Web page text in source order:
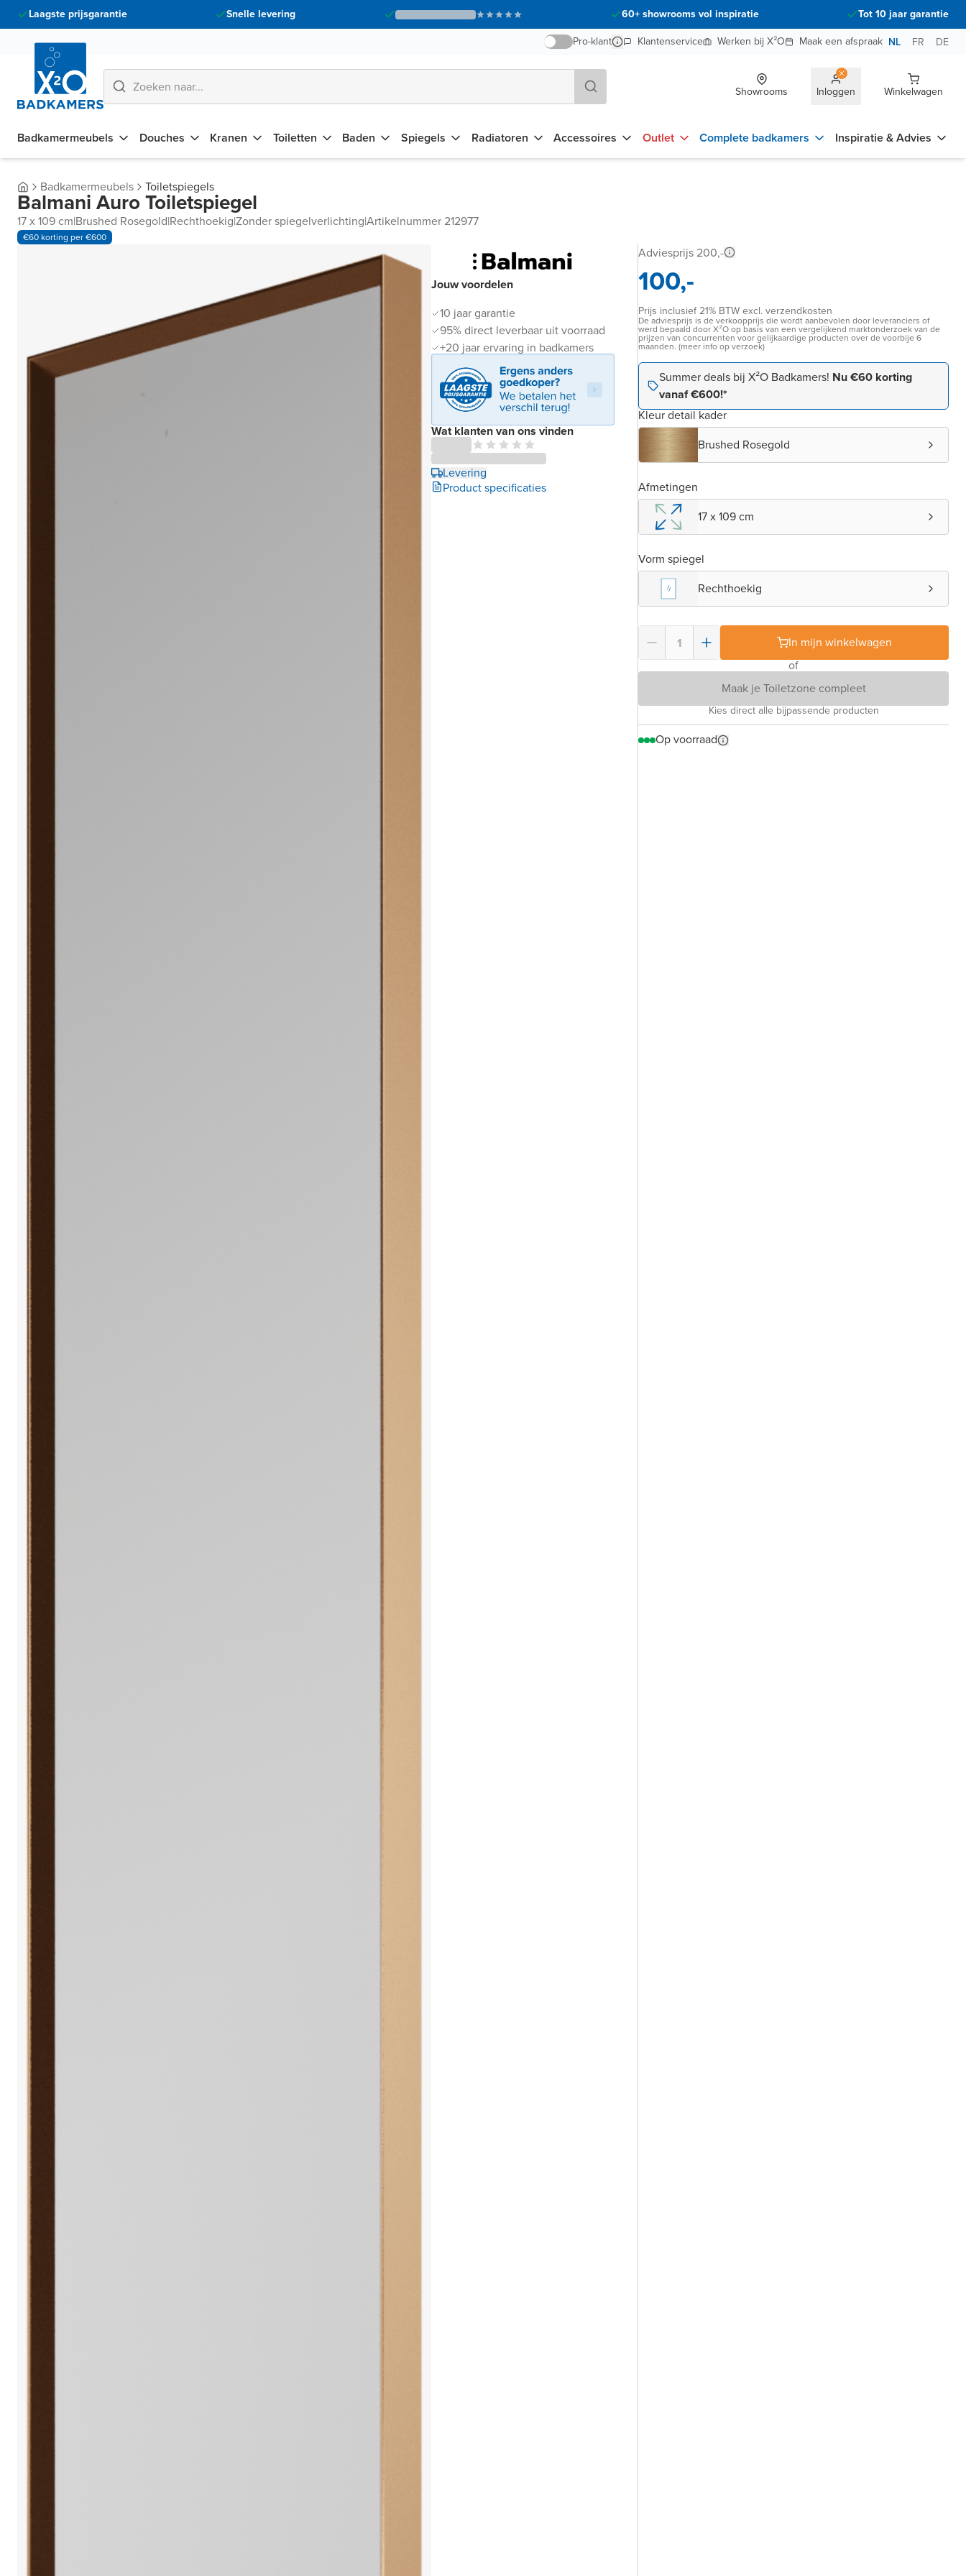
Laagste prijsgarantie Snelle levering 60+ showrooms vol inspiratie
Tot 10 jaar garantie
Pro-klant
Klantenservice Werken bij X²O Maak een afspraak NL FR DE
Showrooms Inloggen Winkelwagen
Badkamermeubels Douches Kranen Toiletten Baden Spiegels Radiatoren Accessoires Outlet Complete badkamers Inspiratie & Advies
Badkamermeubels Toiletspiegels
Balmani Auro Toiletspiegel
17 x 109 cm|Brushed Rosegold|Rechthoekig|Zonder spiegelverlichting|Artikelnummer 212977
€60 korting per €600
Jouw voordelen
10 jaar garantie
95% direct leverbaar uit voorraad
+20 jaar ervaring in badkamers
Wat klanten van ons vinden
Levering
Product specificaties
Adviesprijs 200,-
100,-
Prijs inclusief 21% BTW excl. verzendkosten
De adviesprijs is de verkoopprijs die wordt aanbevolen door leveranciers of
werd bepaald door X²O op basis van een vergelijkend marktonderzoek van de
prijzen van concurrenten voor gelijkaardige producten over de voorbije 6
maanden. (meer info op verzoek)
Summer deals bij X²O Badkamers! Nu €60 korting
vanaf €600!*
Kleur detail kader
Brushed Rosegold
Afmetingen
17 x 109 cm
Vorm spiegel
Rechthoekig
In mijn winkelwagen
of
Maak je Toiletzone compleet
Kies direct alle bijpassende producten
Op voorraad